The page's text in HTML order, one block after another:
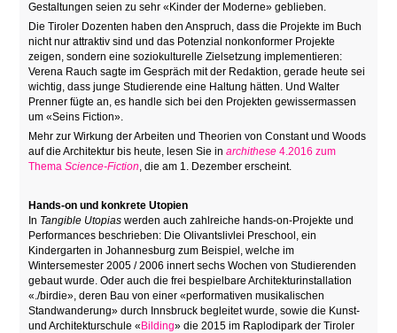
Gestaltungen seien zu sehr «Kinder der Moderne» geblieben.
Die Tiroler Dozenten haben den Anspruch, dass die Projekte im Buch
nicht nur attraktiv sind und das Potenzial nonkonformer Projekte
zeigen, sondern eine soziokulturelle Zielsetzung implementieren:
Verena Rauch sagte im Gespräch mit der Redaktion, gerade heute sei
wichtig, dass junge Studierende eine Haltung hätten. Und Walter
Prenner fügte an, es handle sich bei den Projekten gewissermassen
um «Seins Fiction».
Mehr zur Wirkung der Arbeiten und Theorien von Constant und Woods
auf die Architektur bis heute, lesen Sie inarchithese4.2016 zum
ThemaScience-Fiction, die am 1. Dezember erscheint.
Hands-on und konkrete Utopien
In Tangible Utopias werden auch zahlreiche hands-on-Projekte und
Performances beschrieben: Die Olivantslivlei Preschool, ein
Kindergarten in Johannesburg zum Beispiel, welche im
Wintersemester 2005 / 2006 innert sechs Wochen von Studierenden
gebaut wurde. Oder auch die frei bespielbare Architekturinstallation
«./birdie», deren Bau von einer «performativen musikalischen
Standwanderung» durch Innsbruck begleitet wurde, sowie die Kunst-
und Architekturschule « Bilding» die 2015 im Raplodipark der Tiroler